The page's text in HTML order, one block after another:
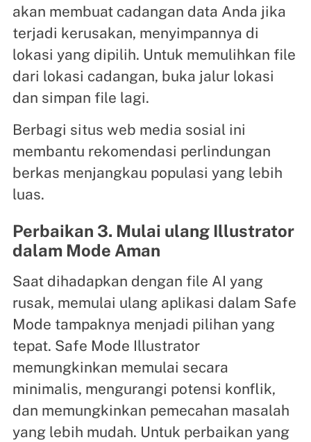
akan membuat cadangan data Anda jika
terjadi kerusakan, menyimpannya di
lokasi yang dipilih. Untuk memulihkan file
dari lokasi cadangan, buka jalur lokasi
dan simpan file lagi.
Berbagi situs web media sosial ini
membantu rekomendasi perlindungan
berkas menjangkau populasi yang lebih
luas.
Perbaikan 3. Mulai ulang Illustrator
dalam Mode Aman
Saat dihadapkan dengan file AI yang
rusak, memulai ulang aplikasi dalam Safe
Mode tampaknya menjadi pilihan yang
tepat. Safe Mode Illustrator
memungkinkan memulai secara
minimalis, mengurangi potensi konflik,
dan memungkinkan pemecahan masalah
yang lebih mudah. Untuk perbaikan yang